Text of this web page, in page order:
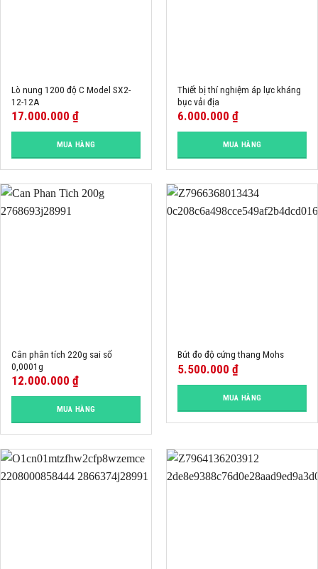
Lò nung 1200 độ C Model SX2-
12-12A
17.000.000 ₫
MUA HÀNG
Thiết bị thí nghiệm áp lực kháng
bục vải địa
6.000.000 ₫
MUA HÀNG
Cân phân tích 220g sai số
0,0001g
12.000.000 ₫
MUA HÀNG
Bút đo độ cứng thang Mohs
5.500.000 ₫
MUA HÀNG